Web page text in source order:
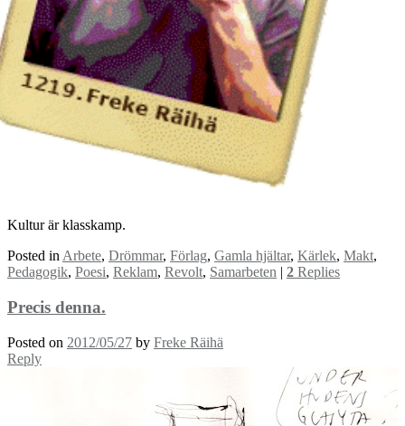
Kultur är klasskamp.
Posted inArbete, Drömmar, Förlag, Gamla hjältar, Kärlek, Makt,
Pedagogik, Poesi, Reklam, Revolt, Samarbeten 2 Replies
Precis denna.
Posted on 2012/05/27 by Freke Räihä
Reply